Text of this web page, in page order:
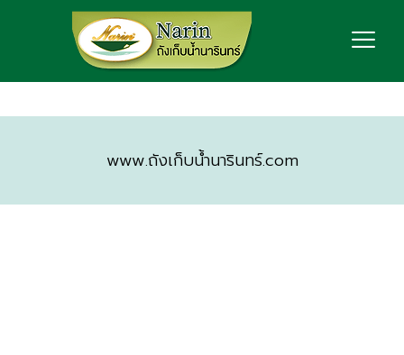
www.ถังเก็บน้ำนารินทร์.com